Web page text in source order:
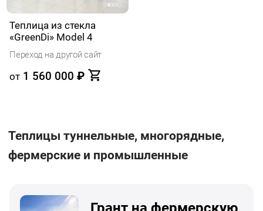
Теплица из стекла
«GreenDi» Model 4
Переход на другой сайт
от 1 560 000 ₽
Теплицы туннельные, многорядные,
фермерские и промышленные